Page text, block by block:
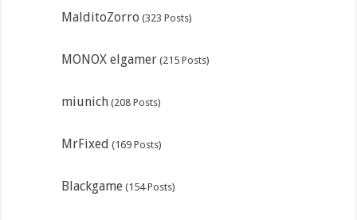
MalditoZorro (323 Posts)
MONOX elgamer (215 Posts)
miunich (208 Posts)
MrFixed (169 Posts)
Blackgame (154 Posts)